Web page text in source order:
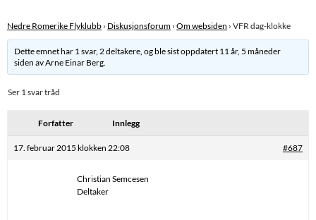
Nedre Romerike Flyklubb › Diskusjonsforum › Om websiden › VFR dag-klokke
Dette emnet har 1 svar, 2 deltakere, og ble sist oppdatert 11 år, 5 måneder
siden avArne Einar Berg.
Ser 1 svar tråd
Forfatter Innlegg
17. februar 2015 klokken 22:08 #687
Christian Semcesen
Deltaker